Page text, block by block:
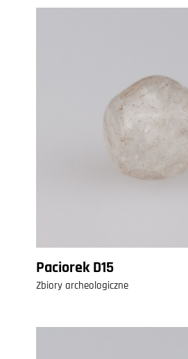
Paciorek D15
Zbiory archeologiczne